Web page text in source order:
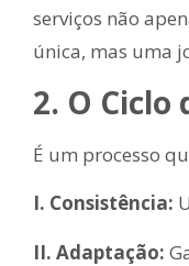
serviços não
única, mas uma
2. O
É um processo
I. Consistência:
II. Adaptação: